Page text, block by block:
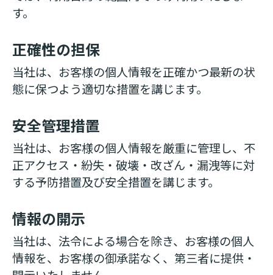
す。
正確性の担保
当社は、お客様の個人情報を正確かつ最新の状
態に保つよう適切な措置を講じます。
安全管理措置
当社は、お客様の個人情報を厳重に管理し、不
正アクセス・紛失・破壊・改ざん・漏洩等に対
する予防措置及び安全措置を講じます。
情報の開示
当社は、法令による場合を除き、お客様の個人
情報を、お客様の御承諾なく、第三者に提供・